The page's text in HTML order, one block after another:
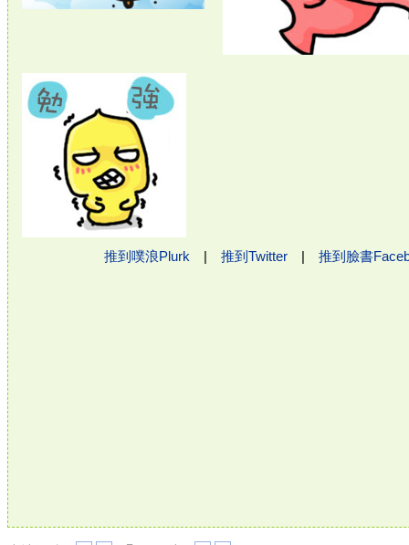
推到噗浪Plurk 推到Twitter 推到臉書